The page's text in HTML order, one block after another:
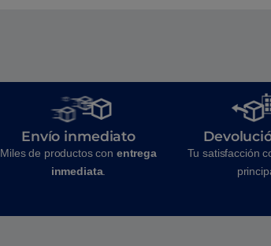
Envío inmediato
Miles de productos con entrega
inmediata.
Tu satisfacción